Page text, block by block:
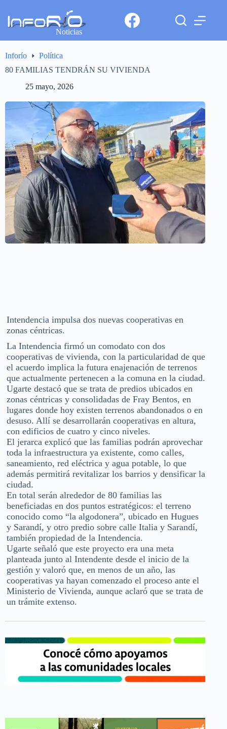
Noticias
Inforío
Política
80 FAMILIAS TENDRÁN SU VIVIENDA
25 mayo, 2026
Intendencia impulsa dos nuevas cooperativas en
zonas céntricas.
La Intendencia firmó un comodato con dos
cooperativas de vivienda, con la particularidad de que
el acuerdo implica la futura enajenación de terrenos
que actualmente pertenecen a la comuna en la ciudad.
Ugarte destacó que se trata de predios ubicados en
zonas céntricas y consolidadas de Fray Bentos, en
lugares donde hoy existen terrenos abandonados o en
desuso. Allí se desarrollarán cooperativas en altura,
con edificios de cuatro y cinco niveles.
El jerarca explicó que las familias podrán aprovechar
toda la infraestructura ya existente, como calles,
saneamiento, red eléctrica y agua potable, lo que
además permitirá revitalizar los barrios y densificar la
ciudad.
En total serán alrededor de 80 familias las
beneficiadas en dos puntos estratégicos: el terreno
conocido como “la algodonera”, ubicado en Hugues
y Sarandí, y otro predio sobre calle Italia y Sarandí,
también propiedad de la Intendencia.
Ugarte señaló que este proyecto era una meta
planteada junto al Intendente desde el inicio de la
gestión y valoró que, en menos de un año, las
cooperativas ya hayan comenzado el proceso ante el
Ministerio de Vivienda, aunque aclaró que se trata de
un trámite extenso.